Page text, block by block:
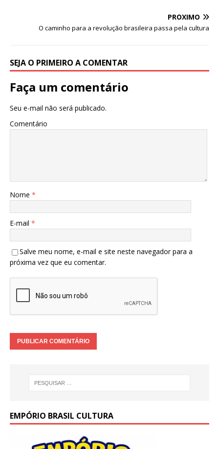
o
PRÓXIMO
O caminho para a revolução brasileira passa pela cultura
SEJA O PRIMEIRO A COMENTAR
Faça um comentário
Seu e-mail não será publicado.
Comentário
Nome *
E-mail *
Salve meu nome, e-mail e site neste navegador para a
próxima vez que eu comentar.
EMPÓRIO BRASIL CULTURA